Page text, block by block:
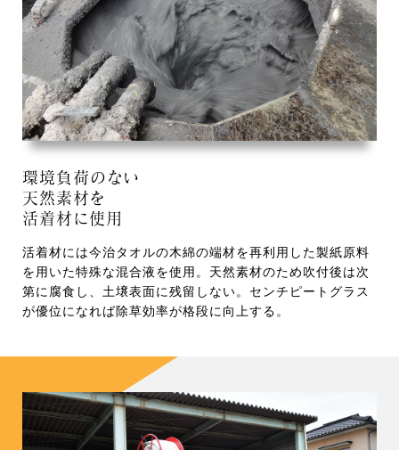
環境負荷のない
天然素材を
活着材に使用
活着材には今治タオルの木綿の端材を再利用した製紙原料
を用いた特殊な混合液を使用。天然素材のため吹付後は次
第に腐食し、土壌表面に残留しない。センチピートグラス
が優位になれば除草効率が格段に向上する。